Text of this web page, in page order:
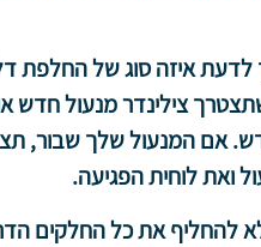
איזה סוג של החלפת
צילינדר מנעול חדש
אם המנעול שלך שבור,
ואת לוחית הפגיעה.
להחליף את כל החלקים